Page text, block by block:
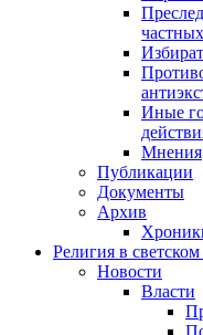
Иные
Мнения
Публикации
Документы
Архив
Религия в
Новости
Власти